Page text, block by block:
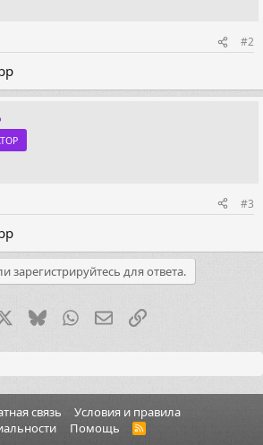
#2
#3
зарегистрируйтесь для ответа.
X (Twitter)
BlueskyWhatsAppЭлектронная почта
Ссылка
связь
Условия и правила
Помощь
R